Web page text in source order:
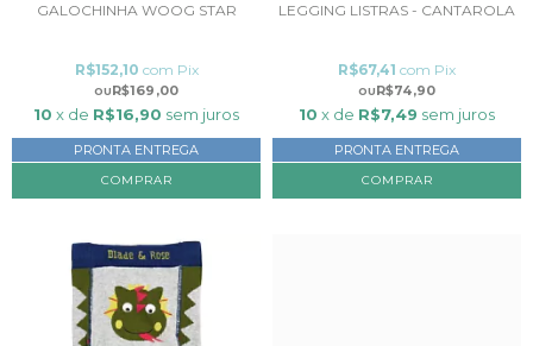
GALOCHINHA WOOG STAR
R$169,00
R$152,10 com Pix
10 x de R$16,90 sem juros
PRONTA ENTREGA
COMPRAR
LEGGING LISTRAS - CANTAROLA
R$74,90
R$67,41 com Pix
10 x de R$7,49 sem juros
PRONTA ENTREGA
COMPRAR